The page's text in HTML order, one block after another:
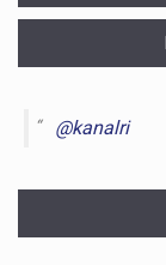
@kanalri